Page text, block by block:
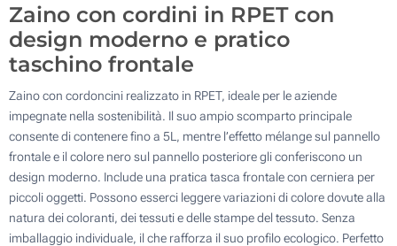
Zaino con cordini in RPET con
design moderno e pratico
taschino frontale
Zaino con cordoncini realizzato in RPET, ideale per le aziende
impegnate nella sostenibilità. Il suo ampio scomparto principale
consente di contenere fino a 5L, mentre l’effetto mélange sul pannello
frontale e il colore nero sul pannello posteriore gli conferiscono un
design moderno. Include una pratica tasca frontale con cerniera per
piccoli oggetti. Possono esserci leggere variazioni di colore dovute alla
natura dei coloranti, dei tessuti e delle stampe del tessuto. Senza
imballaggio individuale, il che rafforza il suo profilo ecologico. Perfetto